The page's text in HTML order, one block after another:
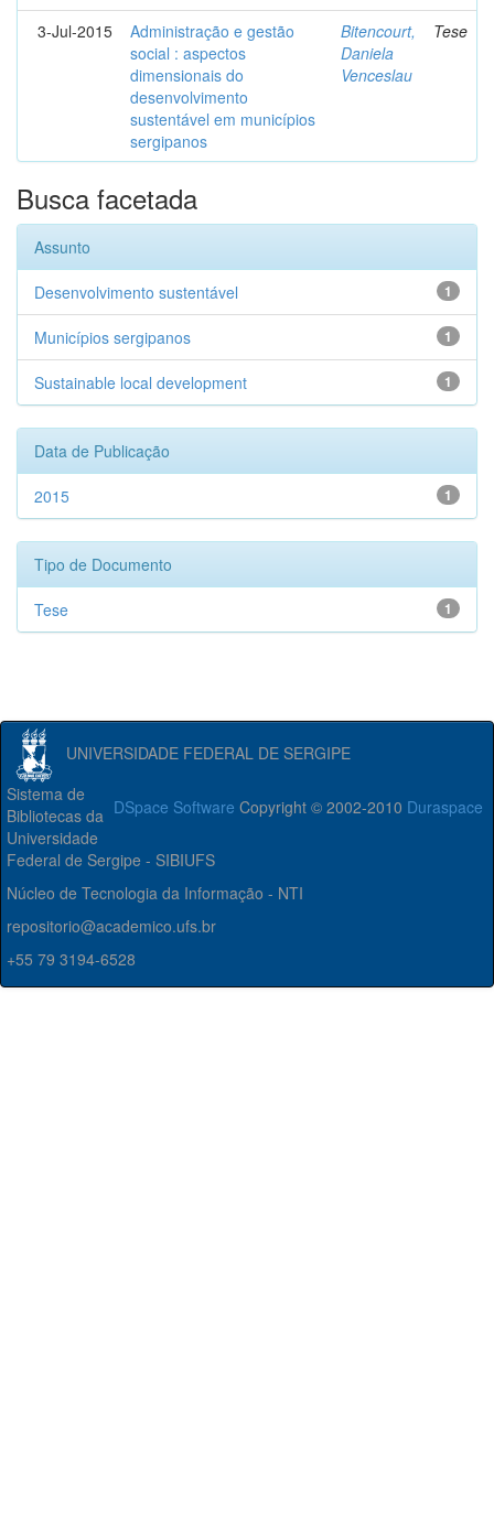
3-Jul-2015
Administração e gestão
social : aspectos
dimensionais do
desenvolvimento
sustentável em municípios
sergipanos
Bitencourt,
Daniela
Venceslau
Tese
Busca facetada
Assunto
1
Desenvolvimento sustentável
1
Municípios sergipanos
1
Sustainable local development
Data de Publicação
1
2015
Tipo de Documento
1
Tese
UNIVERSIDADE FEDERAL DE SERGIPE
DSpace Software Copyright © 2002-2010 Duraspace
Sistema de
Bibliotecas da
Universidade
Federal de Sergipe - SIBIUFS
Núcleo de Tecnologia da Informação - NTI
repositorio@academico.ufs.br
+55 79 3194-6528